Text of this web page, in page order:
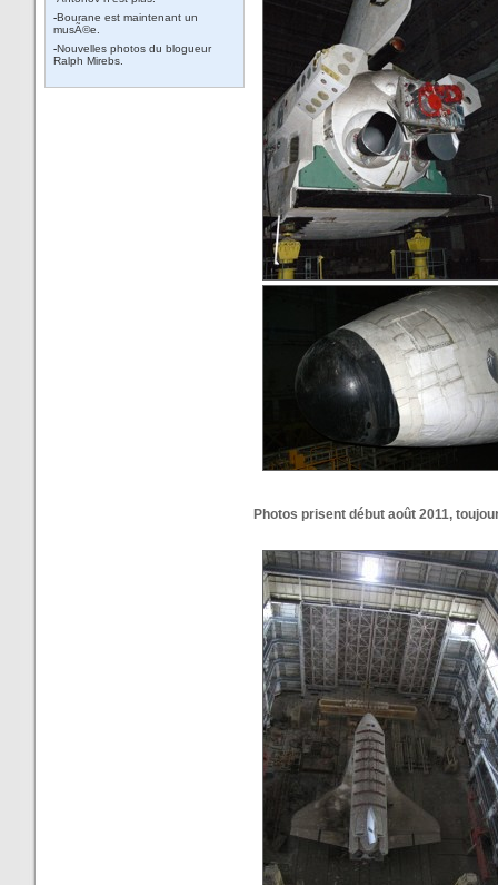
-Bourane est maintenant un
musÃ©e.
-Nouvelles photos du blogueur
Ralph Mirebs.
Photos prisent début août 2011,